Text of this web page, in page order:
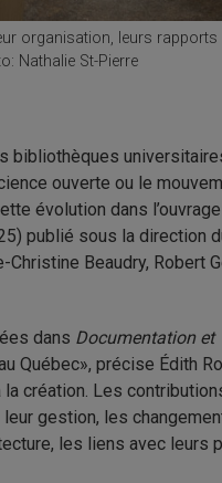
organisation, leurs rapports
Nathalie St-Pierre
bibliothèques
ouverte ou le
évolution dans l’ouvrage
publié sous la direction
Beaudry, Robert
dans Documentation et
Québec», précise Édith
création. Les
gestion, les
les liens avec leurs